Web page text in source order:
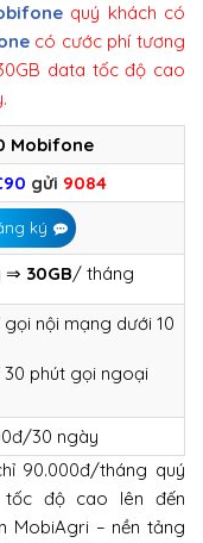
quý khách có
có cước phí tương
data tốc độ cao
Mobifone
gửi 9084
ký
⇒ 30GB/ tháng
gọi nội mạng dưới 10
30 phút gọi ngoại
30 ngày
90.000đ/tháng quý
tốc độ cao lên đến
MobiAgri – nền tảng